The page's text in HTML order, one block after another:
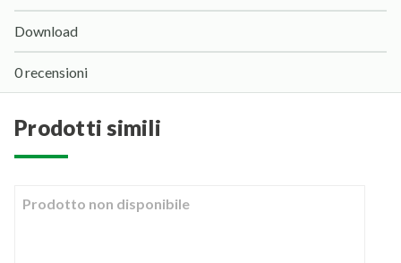
Download
0 recensioni
prodotti simili
Prodotto non disponibile